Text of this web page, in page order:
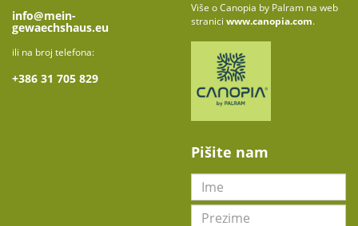
info@mein-
gewaechshaus.eu
ili na broj telefona:
+386 31 705 829
Više o Canopia by Palram na web
stranici www.canopia.com.
Pišite nam